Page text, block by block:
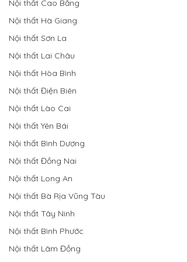
Nội thất Cao Bằng
Nội thất Hà Giang
Nội thất Sơn La
Nội thất Lai Châu
Nội thất Hòa Bình
Nội thất Điện Biên
Nội thất Lào Cai
Nội thất Yên Bái
Nội thất Bình Dương
Nội thất Đồng Nai
Nội thất Long An
Nội thất Bà Rịa Vũng Tàu
Nội thất Tây Ninh
Nội thất Bình Phước
Nội thất Lâm Đồng